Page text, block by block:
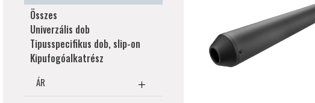
Összes
Univerzális dob
Tipusspecifikus dob, slip-on
Kipufogóalkatrész
ÁR